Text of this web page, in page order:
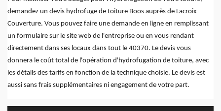
demandez un devis hydrofuge de toiture Boos auprès de Lacroix
Couverture. Vous pouvez faire une demande en ligne en remplissant
un formulaire sur le site web de l'entreprise ou en vous rendant
directement dans ses locaux dans tout le 40370. Le devis vous
donnera le coût total de l'opération d'hydrofugation de toiture, avec
les détails des tarifs en fonction de la technique choisie. Le devis est
aussi sans frais supplémentaires ni engagement de votre part.